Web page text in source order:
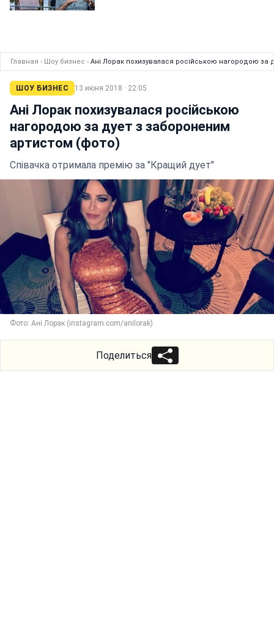
Главная › Шоу бизнес › Ані Лорак похизувалася російською нагородою за
ШОУ БИЗНЕС 13 июня 2018 · 22:05
Ані Лорак похизувалася російською
нагородою за дует з забороненим
артистом (фото)
Співачка отримала премію за "Кращий дует"
Фото: Ані Лорак (instagram.com/anilorak)
Поделиться